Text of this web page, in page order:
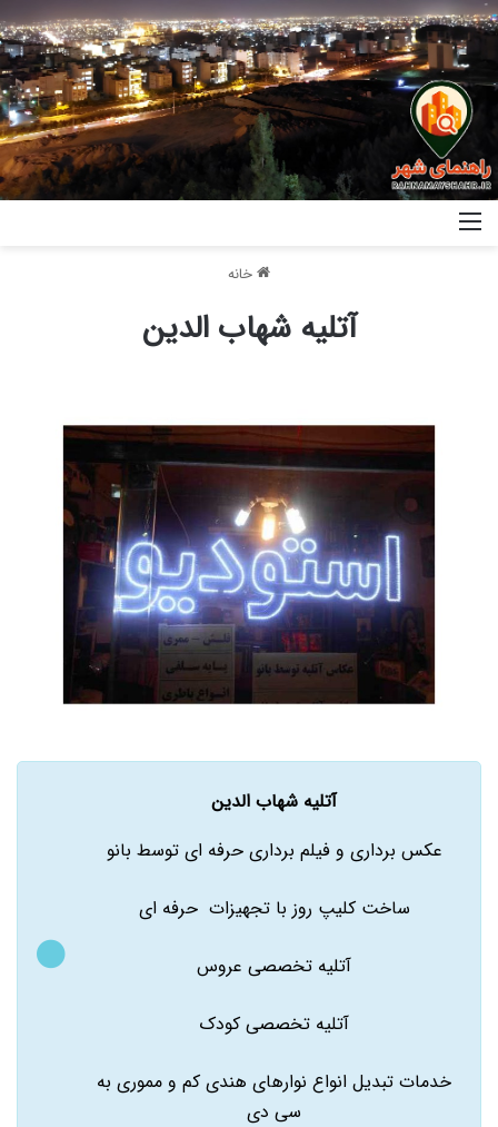
خانه
آتلیه شهاب الدین
آتلیه شهاب الدین
عکس برداری و فیلم برداری حرفه ای توسط بانو
ساخت کلیپ روز با تجهیزات حرفه ای
آتلیه تخصصی عروس
آتلیه تخصصی کودک
خدمات تبدیل انواع نوارهای هندی کم و مموری به
سی دی